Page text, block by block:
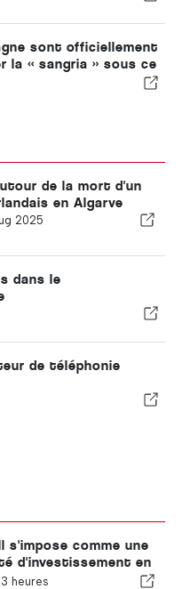
sont officiellement
la « sangria » sous ce
de la mort d'un
en Algarve
2025
dans le
de téléphonie
s'impose comme une
d'investissement en
à travers l'Europe
heures